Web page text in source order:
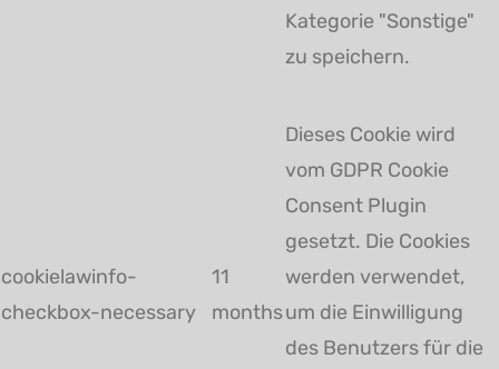
Kategorie "Sonstige"
zu speichern.
cookielawinfo-
checkbox-necessary
11
months
Dieses Cookie wird
vom GDPR Cookie
Consent Plugin
gesetzt. Die Cookies
werden verwendet,
um die Einwilligung
des Benutzers für die